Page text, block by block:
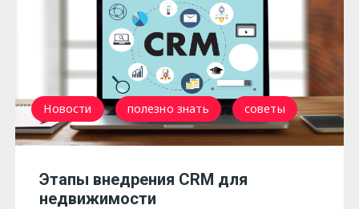
Новости полезно знать советы
Этапы внедрения CRM для
недвижимости